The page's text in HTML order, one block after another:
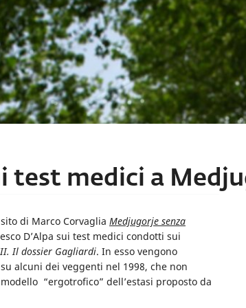
test medici a
di Marco Corvaglia Medjugorje senza
D’Alpa sui test medici condotti sui
Il dossier Gagliardi. In esso vengono
alcuni dei veggenti nel 1998, che non
“ergotrofico” dell’estasi proposto da